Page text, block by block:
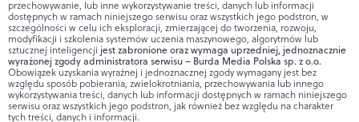
przechowywanie, lub inne wykorzystywanie treści, danych lub informacji
dostępnych w ramach niniejszego serwisu oraz wszystkich jego podstron, w
szczególności w celu ich eksploracji, zmierzającej do tworzenia, rozwoju,
modyfikacji i szkolenia systemów uczenia maszynowego, algorytmów lub
sztucznej inteligencji jest zabronione oraz wymaga uprzedniej, jednoznacznie
wyrażonej zgody administratora serwisu – Burda Media Polska sp. z o.o.
Obowiązek uzyskania wyraźnej i jednoznacznej zgody wymagany jest bez
względu sposób pobierania, zwielokrotniania, przechowywania lub innego
wykorzystywania treści, danych lub informacji dostępnych w ramach niniejszego
serwisu oraz wszystkich jego podstron, jak również bez względu na charakter
tych treści, danych i informacji.